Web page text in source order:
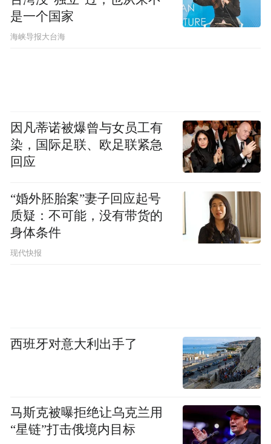
是一个国家
​海峡导报大台海
因凡蒂诺被爆曾与女员工有
染，国际足联、欧足联紧急
回应
“婚外胚胎案”妻子回应起号
质疑：不可能，没有带货的
身体条件
现代快报
西班牙对意大利出手了
马斯克被曝拒绝让乌克兰用
“星链”打击俄境内目标